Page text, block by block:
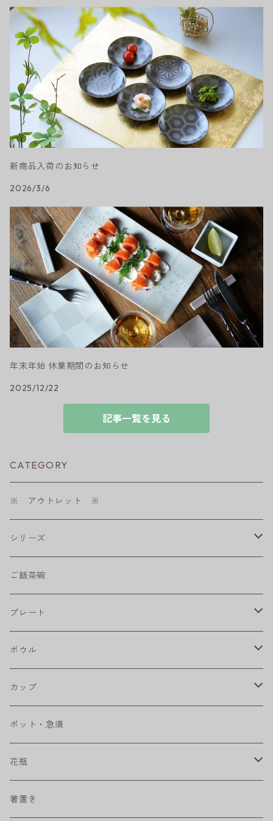
新商品入荷のお知らせ
2026/3/6
年末年始 休業期間のお知らせ
2025/12/22
記事一覧を見る
CATEGORY
※ アウトレット ※
シリーズ
shabby chic style
フラワーパレード
八角シリーズ
RONDE
ベベルボウル
プリーツ
藍駒
ご飯茶碗
プレート
楕円皿
丸皿
長皿
角皿
取皿
カレー＆パスタ皿
ボウル
大鉢
中鉢
小鉢
カップ
カップ
マグカップ
フリーカップ
ポット・急須
花瓶
水差し
箸置き